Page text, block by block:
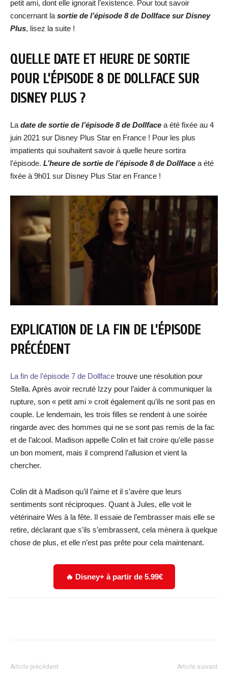
petit ami, dont elle ignorait l’existence. Pour tout savoir
concernant la sortie de l’épisode 8 de Dollface sur Disney
Plus, lisez la suite !
QUELLE DATE ET HEURE DE SORTIE
POUR L’ÉPISODE 8 DE DOLLFACE SUR
DISNEY PLUS ?
La date de sortie de l’épisode 8 de Dollface a été fixée au 4
juin 2021 sur Disney Plus Star en France ! Pour les plus
impatients qui souhaitent savoir à quelle heure sortira
l’épisode. L’heure de sortie de l’épisode 8 de Dollface a été
fixée à 9h01 sur Disney Plus Star en France !
EXPLICATION DE LA FIN DE L’ÉPISODE
PRÉCÉDENT
La fin de l’épisode 7 de Dollface trouve une résolution pour
Stella. Après avoir recruté Izzy pour l’aider à communiquer la
rupture, son « petit ami » croit également qu’ils ne sont pas en
couple. Le lendemain, les trois filles se rendent à une soirée
ringarde avec des hommes qui ne se sont pas remis de la fac
et de l’alcool. Madison appelle Colin et fait croire qu’elle passe
un bon moment, mais il comprend l’allusion et vient la
chercher.
Colin dit à Madison qu’il l’aime et il s’avère que leurs
sentiments sont réciproques. Quant à Jules, elle voit le
vétérinaire Wes à la fête. Il essaie de l’embrasser mais elle se
retire, déclarant que s’ils s’embrassent, cela mènera à quelque
chose de plus, et elle n’est pas prête pour cela maintenant.
🔥 Disney+ à partir de 5.99€
Article précédent Article suivant